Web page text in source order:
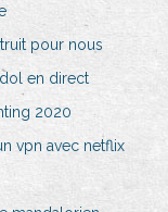
pour nous
en direct
2020
vpn avec netflix